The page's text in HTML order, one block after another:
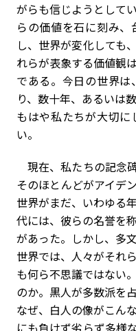
がらも信じようとして
らの価値を石に刻み
し、世界が変化しても
れらが表象する価値観
である。今日の世界
り、数十年、あるいは
もはや私たちが大切
い。
現在、私たちの記念
そのほとんどがアイデ
世界がまだ、いわゆる
代には、彼らの名誉を
があった。しかし、多
世界では、人々がそれ
も何ら不思議ではない
のか。黒人が多数派を
なぜ、白人の像がこん
にも負けず劣らず多様